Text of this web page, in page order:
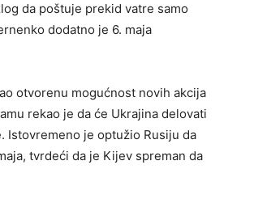
da poštuje prekid vatre samo
dodatno je 6. maja
otvorenu mogućnost novih akcija
rekao je da će Ukrajina delovati
Istovremeno je optužio Rusiju da
tvrdeći da je Kijev spreman da